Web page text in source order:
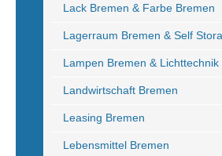
Lack Bremen & Farbe Bremen
Lagerraum Bremen & Self
Lampen Bremen & Lichttechnik
Landwirtschaft Bremen
Leasing Bremen
Lebensmittel Bremen